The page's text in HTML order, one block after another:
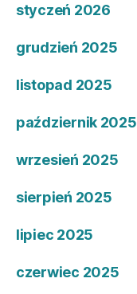
styczeń 2026
grudzień 2025
listopad 2025
październik 2025
wrzesień 2025
sierpień 2025
lipiec 2025
czerwiec 2025